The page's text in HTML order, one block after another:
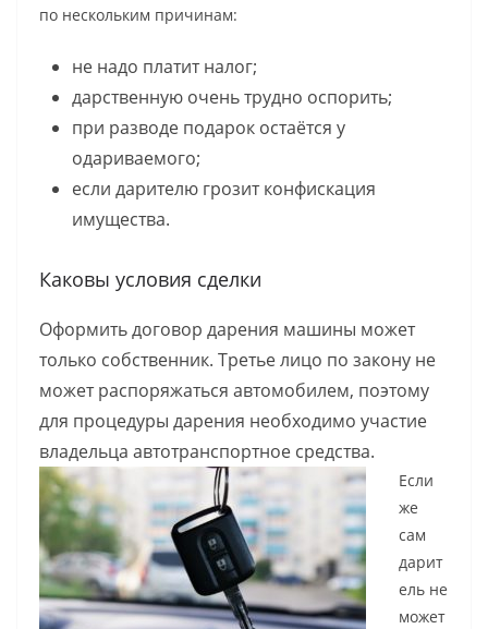
по нескольким причинам:
не надо платит налог;
дарственную очень трудно оспорить;
при разводе подарок остаётся у
одариваемого;
если дарителю грозит конфискация
имущества.
Каковы условия сделки
Оформить договор дарения машины может
только собственник. Третье лицо по закону не
может распоряжаться автомобилем, поэтому
для процедуры дарения необходимо участие
владельца автотранспортное средства.
Если
же
сам
дарит
ель не
может